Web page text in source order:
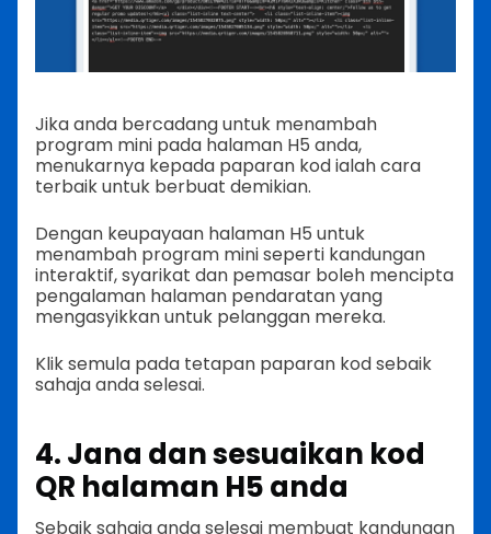
Jika anda bercadang untuk menambah
program mini pada halaman H5 anda,
menukarnya kepada paparan kod ialah cara
terbaik untuk berbuat demikian.
Dengan keupayaan halaman H5 untuk
menambah program mini seperti kandungan
interaktif, syarikat dan pemasar boleh mencipta
pengalaman halaman pendaratan yang
mengasyikkan untuk pelanggan mereka.
Klik semula pada tetapan paparan kod sebaik
sahaja anda selesai.
4. Jana dan sesuaikan kod
QR halaman H5 anda
Sebaik sahaja anda selesai membuat kandungan